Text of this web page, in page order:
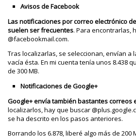
Avisos de Facebook
Las notificaciones por correo electrónico
suelen ser frecuentes. Para encontrarlas,
@facebookmail.com.
Tras localizarlas, se seleccionan, envían a
vacía ésta. En mi cuenta tenía unos 8.438
de 300 MB.
Notificaciones de Google+
Google+ envía también bastantes correos
localizarlos, hay que buscar
se ha descrito en los pasos anteriores.
Borrando los 6.878, liberé algo más de 200